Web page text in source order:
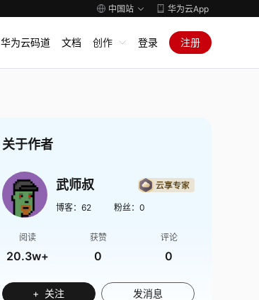
中国站 华为云App
华为云码道 文档 创作 登录 注册
关于作者
武师叔
博客： 62 粉丝： 0
阅读
20.3w+
获赞
0
评论
0
+ 关注 发消息